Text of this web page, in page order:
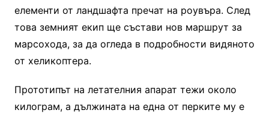
елементи от ландшафта пречат на роувъра. След
това земният екип ще състави нов маршрут за
марсохода, за да огледа в подробности видяното
от хеликоптера.
Прототипът на летателния апарат тежи около
килограм, а дължината на една от перките му е